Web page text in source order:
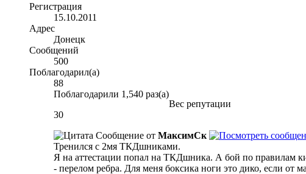
Регистрация
15.10.2011
Адрес
Донецк
Сообщений
500
Поблагодарил(а)
88
Поблагодарили 1,540 раз(а)
Вес репутации
30
Сообщение от МаксимСк
Тренился с 2мя ТКДшниками.
Я на аттестации попал на ТКДшника. А бой по правилам
- перелом ребра. Для меня боксика ноги это дико, если от